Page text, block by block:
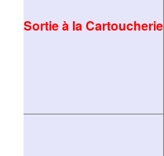
Sortie à la Cartoucherie